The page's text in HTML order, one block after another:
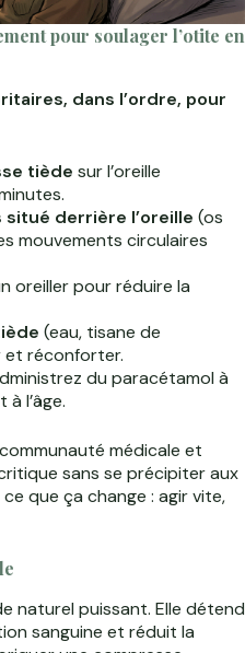
pour soulager l’otite en
dans l’ordre, pour
tiède sur l’oreille
situé derrière l’oreille (os
mouvements circulaires
oreiller pour réduire la
(eau, tisane de
et réconforter.
du paracétamol à
l’âge.
médicale et
sans se précipiter aux
que ça change : agir vite,
naturel puissant. Elle détend
sanguine et réduit la